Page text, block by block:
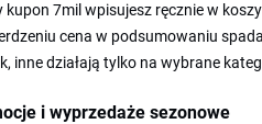
kupon 7mil wpisujesz ręcznie w
cena w podsumowaniu
inne działają tylko na wybrane
i wyprzedaże sezonowe